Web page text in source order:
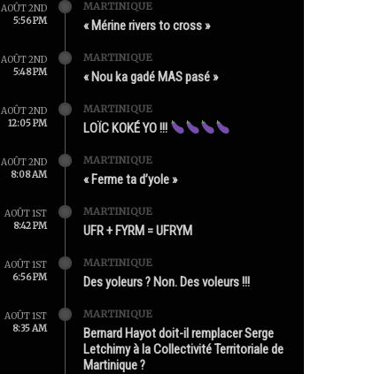
AOÛT 2ND
5:56 PM
MARTINIQUE
« Mérine rivers to cross »
AOÛT 2ND
5:48 PM
MARTINIQUE
« Nou ka gadé MAS pasé »
AOÛT 2ND
12:05 PM
MARTINIQUE
LOÏC KOKÉ YO !!!
AOÛT 2ND
8:08 AM
MARTINIQUE
« Ferme ta d’yole »
AOÛT 1ST
8:42 PM
MARTINIQUE
UFR + FYRM = UFRYM
AOÛT 1ST
6:56 PM
MARTINIQUE
Des yoleurs ? Non. Des voleurs !!!
AOÛT 1ST
8:35 AM
MARTINIQUE
Bernard Hayot doit-il remplacer Serge
Letchimy à la Collectivité Territoriale de
Martinique ?